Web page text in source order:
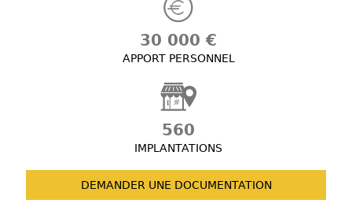
30 000 €
APPORT PERSONNEL
560
IMPLANTATIONS
DEMANDER UNE DOCUMENTATION